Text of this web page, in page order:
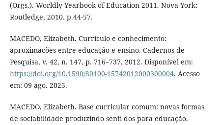
(Orgs.). Worldly Yearbook of Education 2011. Nova York:
Routledge, 2010. p.44-57.
MACEDO, Elizabeth. Currículo e conhecimento:
aproximações entre educação e ensino. Cadernos de
Pesquisa, v. 42, n. 147, p. 716–737, 2012. Disponível em:
https://doi.org/10.1590/S0100-15742012000300004. Acesso
em: 09 ago. 2025.
MACEDO, Elizabeth. Base curricular comum: novas formas
de sociabilidade produzindo senti dos para educação.